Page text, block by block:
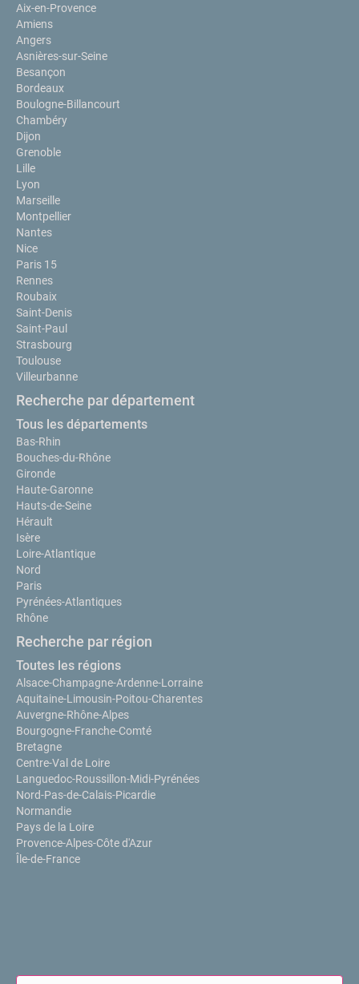
Aix-en-Provence
Amiens
Angers
Asnières-sur-Seine
Besançon
Bordeaux
Boulogne-Billancourt
Chambéry
Dijon
Grenoble
Lille
Lyon
Marseille
Montpellier
Nantes
Nice
Paris 15
Rennes
Roubaix
Saint-Denis
Saint-Paul
Strasbourg
Toulouse
Villeurbanne
Recherche par département
Tous les départements
Bas-Rhin
Bouches-du-Rhône
Gironde
Haute-Garonne
Hauts-de-Seine
Hérault
Isère
Loire-Atlantique
Nord
Paris
Pyrénées-Atlantiques
Rhône
Recherche par région
Toutes les régions
Alsace-Champagne-Ardenne-Lorraine
Aquitaine-Limousin-Poitou-Charentes
Auvergne-Rhône-Alpes
Bourgogne-Franche-Comté
Bretagne
Centre-Val de Loire
Languedoc-Roussillon-Midi-Pyrénées
Nord-Pas-de-Calais-Picardie
Normandie
Pays de la Loire
Provence-Alpes-Côte d'Azur
Île-de-France